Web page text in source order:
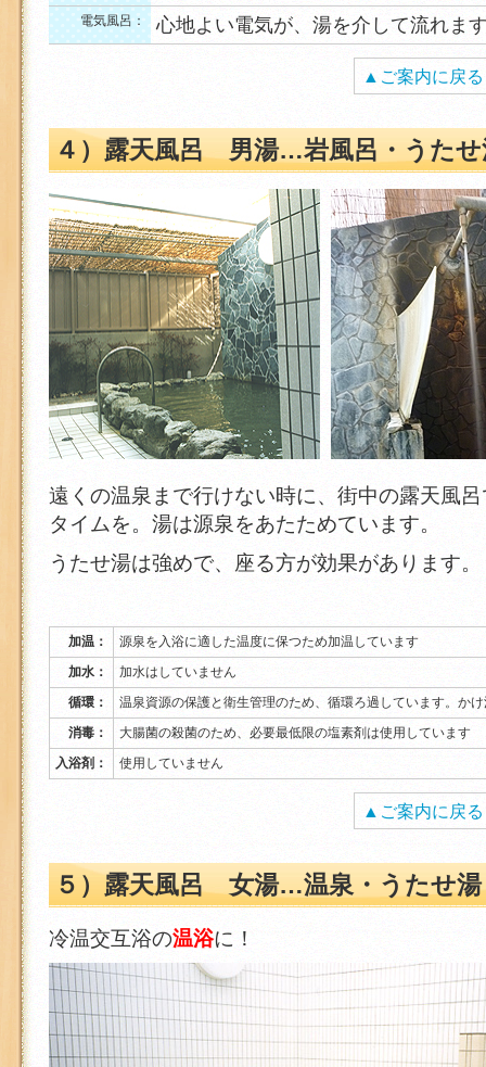
電気風呂： 心地よい電気が、湯を介して流れま
▲ご案内に戻る
４）露天風呂 男湯…岩風呂・うたせ
遠くの温泉まで行けない時に、街中の露天風
タイムを。湯は源泉をあたためています。
うたせ湯は強めで、座る方が効果があります。
加温：
源泉を入浴に適した温度に保つため加温しています
加水：
加水はしていません
循環：
温泉資源の保護と衛生管理のため、循環ろ過しています。か
消毒：
大腸菌の殺菌のため、必要最低限の塩素剤は使用しています
入浴剤：
使用していません
▲ご案内に戻る
５）露天風呂 女湯…温泉・うたせ湯
冷温交互浴の温浴に！